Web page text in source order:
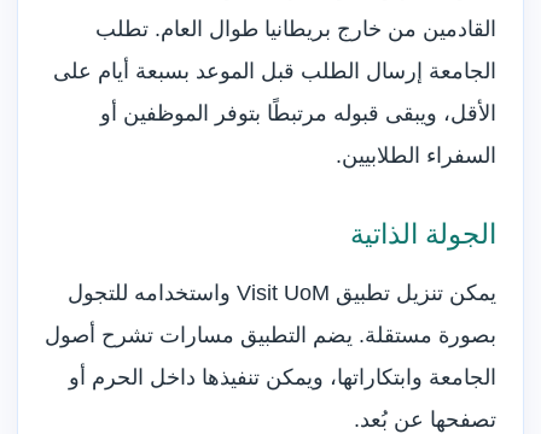
القادمين من خارج بريطانيا طوال العام. تطلب
الجامعة إرسال الطلب قبل الموعد بسبعة أيام على
الأقل، ويبقى قبوله مرتبطًا بتوفر الموظفين أو
السفراء الطلابيين.
الجولة الذاتية
يمكن تنزيل تطبيق Visit UoM واستخدامه للتجول
بصورة مستقلة. يضم التطبيق مسارات تشرح أصول
الجامعة وابتكاراتها، ويمكن تنفيذها داخل الحرم أو
تصفحها عن بُعد.